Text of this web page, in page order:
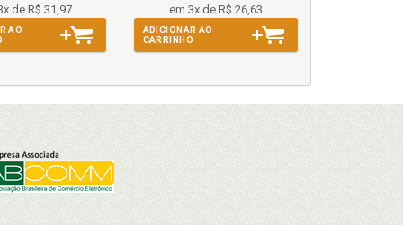
p. 91
p. 77
p. 79
., p. 97
da metodologia do estudo?, p. 81
p. 84
p. 83
de R$ 31,97
AO
em 3x de R$ 26,63
ADICIONAR AO
CARRINHO